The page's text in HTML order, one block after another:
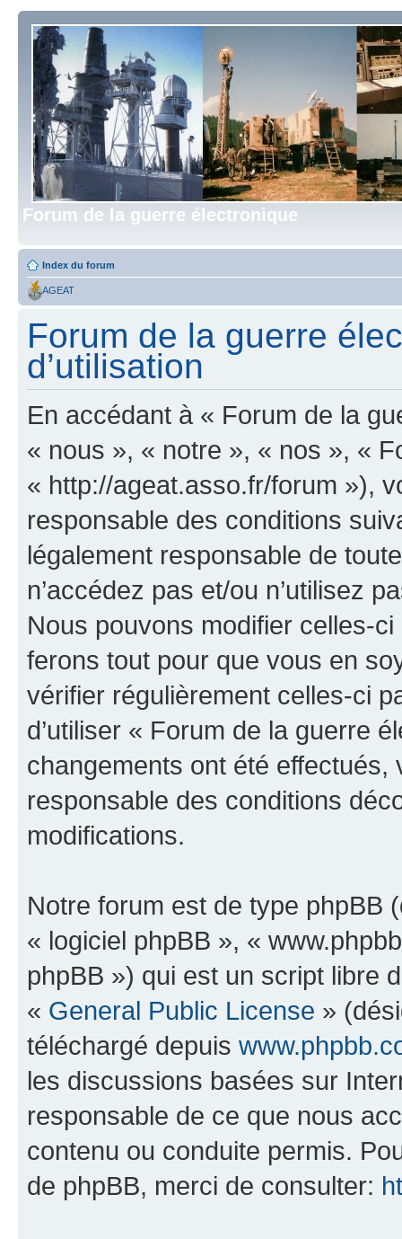
Forum de la guerre électronique
Index du forum
AGEAT
Forum de la guerre
d’utilisation
En accédant à « Forum de la
« nous », « notre », « nos », «
« http://ageat.asso.fr/forum »),
responsable des conditions
légalement responsable de
n’accédez pas et/ou n’utilisez
Nous pouvons modifier celles-
ferons tout pour que vous en
vérifier régulièrement celles-ci
d’utiliser « Forum de la guerre
changements ont été effectués,
responsable des conditions
modifications.
Notre forum est de type phpBB
« logiciel phpBB », «
phpBB ») qui est un script libre
« General Public License »
téléchargé depuis
les discussions basées sur
responsable de ce que nous
contenu ou conduite permis.
de phpBB, merci de consulter: